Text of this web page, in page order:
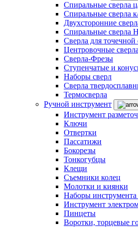
Спиральные сверла
Спиральные сверла
Двухсторонние
Спиральные сверла
Сверла для точечной
Центровочные сверла
Сверла-Фрезы
Ступенчатые и
Наборы сверл
Сверла
Термосверла
Ручной инструмент
Инструмент
Ключи
Отвертки
Пассатижи
Бокорезы
Тонкогубцы
Клещи
Съемники колец
Молотки и киянки
Наборы
Инструмент
Пинцеты
Воротки, торцевые